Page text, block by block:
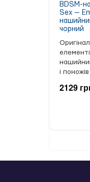
BDSM-
Sex —
чорний
і поножів
2129